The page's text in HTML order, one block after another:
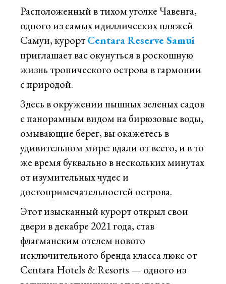
Расположенный в тихом уголке Чавенга,
одного из самых идиллических пляжей
Самуи, курортCentara Reserve Samui
приглашает вас окунуться в роскошную
жизнь тропического острова в гармонии
с природой.
Здесь в окружении пышных зеленых садов
с панорамным видом на бирюзовые воды,
омывающие берег, вы окажетесь в
удивительном мире: вдали от всего, и в то
же время буквально в нескольких минутах
от изумительных чудес и
достопримечательностей острова.
Этот изысканный курорт открыл свои
двери в декабре 2021 года, став
флагманским отелем нового
исключительного бренда класса люкс от
Centara Hotels & Resorts — одного из